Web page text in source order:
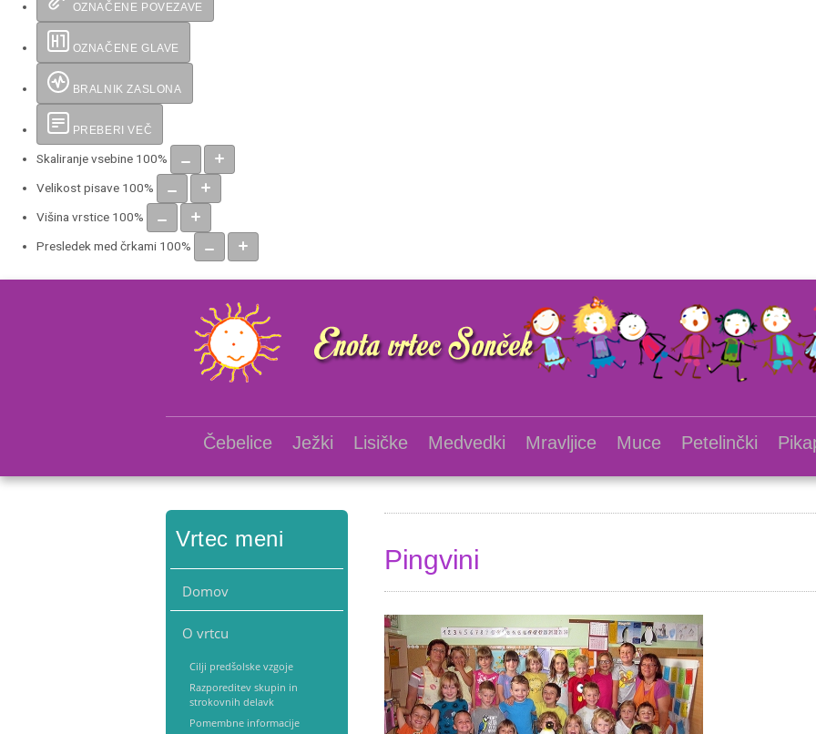
OZNAČENE POVEZAVE
OZNAČENE GLAVE
BRALNIK ZASLONA
PREBERI VEČ
Skaliranje vsebine 100%
Velikost pisave 100%
Višina vrstice 100%
Presledek med črkami 100%
Čebelice Ježki Lisičke Medvedki Mravljice Muce Petelinčki
Vrtec meni
Domov
O vrtcu
Cilji predšolske vzgoje
Razporeditev skupin in
strokovnih delavk
Pomembne informacije
Pingvini